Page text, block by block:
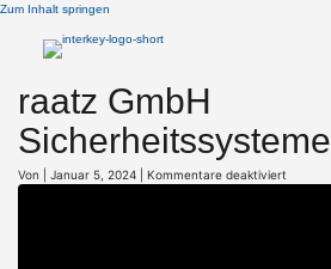
Zum Inhalt springen
raatz GmbH
Sicherheitssysteme
Von Januar 5, 2024 Kommentare deaktiviert